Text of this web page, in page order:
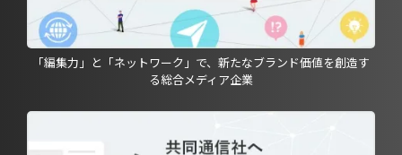
「編集力」と「ネットワーク」で、新たなブランド価値を創造す
る総合メディア企業